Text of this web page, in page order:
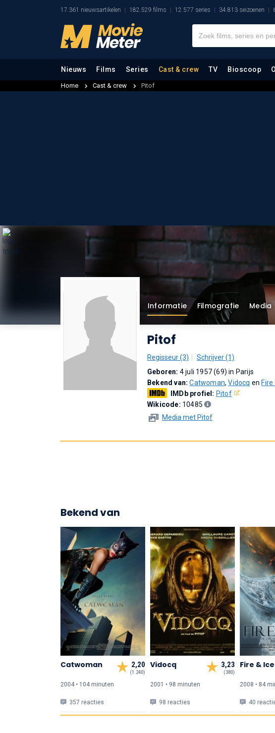
17.361 nieuwsartikelen 182.529 films 12.577 series 34.813 seizoenen
Nieuws Films Series Cast & crew TV Bioscoop
Home Cast & crew Pitof
Informatie Filmografie Media
Pitof
Regisseur (3)
Schrijver (1)
Geboren: 4 juli 1957 (69) in Parijs
Bekend van:Catwoman,Vidocq en Fire
IMDb profiel: Pitof
Wikicode: 10485
Media met Pitof
Bekend van
2,20
(1.240)
Catwoman
2004 • 104 minuten
357 reacties
3,23
(380)
Vidocq
2001 • 98 minuten
98 reacties
Fire & Ice
2008 • 84
40